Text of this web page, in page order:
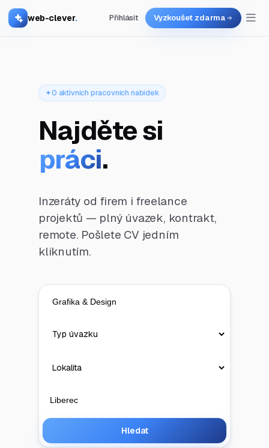
web-clever. Přihlásit Vyzkoušet zdarma
0 aktivních pracovních nabídek
Najděte si
práci.
Inzeráty od firem i freelance
projektů — plný úvazek, kontrakt,
remote. Pošlete CV jedním
kliknutím.
Hledat